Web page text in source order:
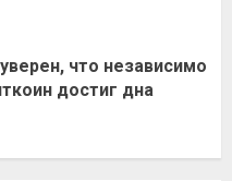
что независимо
достиг дна